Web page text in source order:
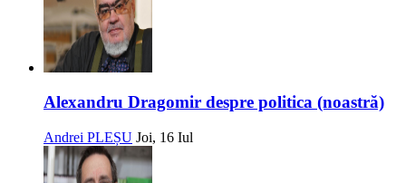
Alexandru Dragomir despre politica (noastră)
Andrei PLEȘU Joi, 16 Iul